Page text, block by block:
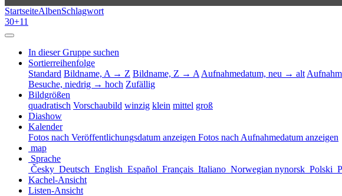
StartseiteAlbenSchlagwort
30+11
In dieser Gruppe suchen
Sortierreihenfolge
Standard Bildname, A → Z Bildname, Z → A Aufnahmedatum, neu → alt
Besuche, niedrig → hoch Zufällig
Bildgrößen
quadratisch Vorschaubild winzig klein mittel groß
Diashow
Kalender
Fotos nach Veröffentlichungsdatum anzeigen Fotos nach Aufnahmedatum anzeigen
map
Sprache
Česky Deutsch English Español Français Italiano Norwegian nynorsk Polski
Kachel-Ansicht
Listen-Ansicht